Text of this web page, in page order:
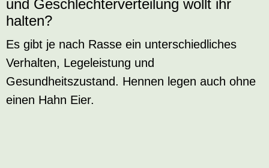
und Geschlechterverteilung wollt ihr
halten?
Es gibt je nach Rasse ein unterschiedliches
Verhalten, Legeleistung und
Gesundheitszustand. Hennen legen auch ohne
einen Hahn Eier.